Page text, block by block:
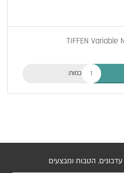
TIFFEN Variable
כמות:
הטבות ומבצעים